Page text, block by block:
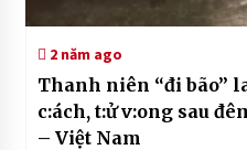
2 năm ago
Thanh niên “đi bão”
c:ách, t:ử v:ong sau
– Việt Nam